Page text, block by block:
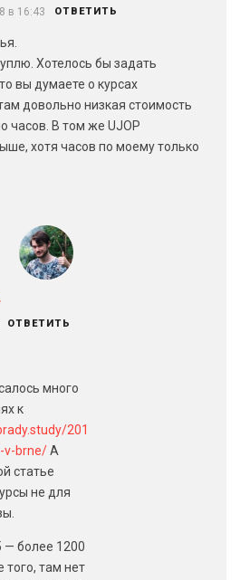
в 16:43 ОТВЕТИТЬ
Хотелось бы задать
вы думаете о курсах
довольно низкая стоимость
часов. В том же UJOP
хотя часов по моему только
ОТВЕТИТЬ
много
к
201
v-brne/А
статье
не для
— более 1200
того, там нет